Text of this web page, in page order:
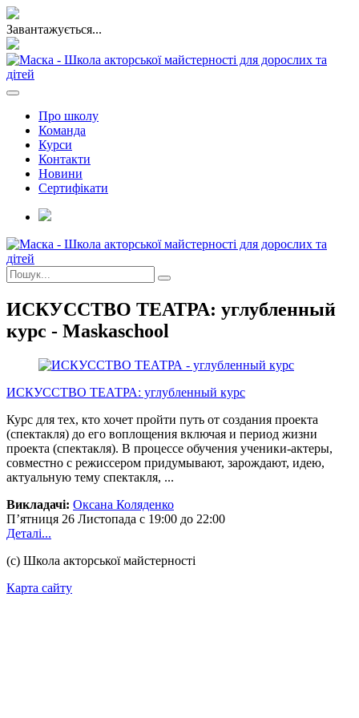
Завантажується...
Про школу
Команда
Курси
Контакти
Новини
Сертифікати
ИСКУССТВО ТЕАТРА: углубленный
курс - Maskaschool
ИСКУССТВО ТЕАТРА: углубленный курс
Курс для тех, кто хочет пройти путь от создания проекта
(спектакля) до его воплощения включая и период жизни
проекта (спектакля). В процессе обучения ученики-актеры,
совместно с режиссером придумывают, зарождают, идею,
актуальную тему спектакля, ...
Викладачі: Оксана Коляденко
П’ятниця 26 Листопада с 19:00 до 22:00
Деталі...
(с) Школа акторської майстерності
Карта сайту